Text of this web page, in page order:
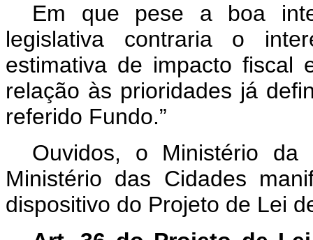
Em que pese a boa
legislativa contraria o
estimativa de impacto fiscal
relação às prioridades já
referido Fundo.”
Ouvidos, o Ministério
Ministério das Cidades
dispositivo do Projeto de Lei